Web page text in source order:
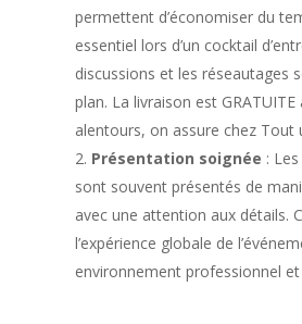
permettent d’économiser du
essentiel lors d’un cocktail
discussions et les réseautages
plan. La livraison est
alentours, on assure chez Tout
Présentation soignée :
sont souvent présentés de
avec une attention aux détails.
l’expérience globale de
environnement professionnel